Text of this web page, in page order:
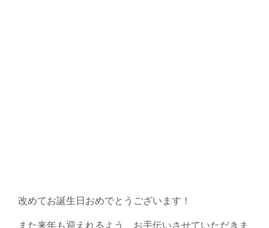
改めてお誕生日おめでとうございます！
また来年も迎えれるよう、お手伝いさせていただきま